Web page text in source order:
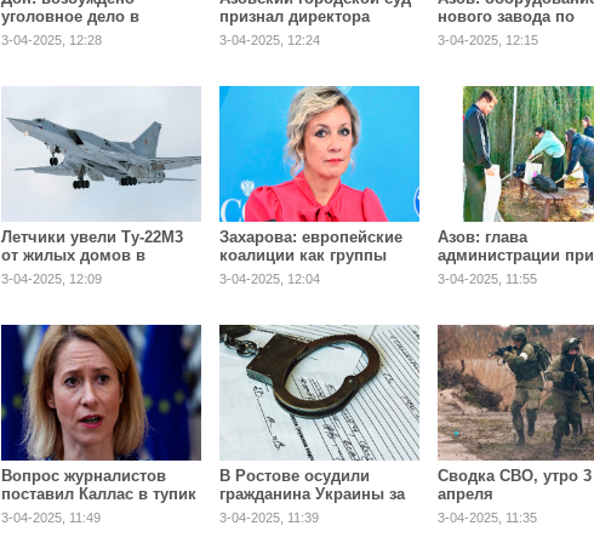
уголовное дело в
отношении
руководителя
предприятия оборонки
3-04-2025, 12:28
признал директора
московской компании
виновным в
3-04-2025, 12:24
нового завода по
переработке
поставят из Китая
3-04-2025, 12:15
Летчики увели Ту-22М3
от жилых домов в
Приангарье во время
крушения
3-04-2025, 12:09
Захарова: европейские
коалиции как группы
для психбольных
3-04-2025, 12:04
Азов: глава
администрации
решение череду
городских
3-04-2025, 11:55
Вопрос журналистов
поставил Каллас в тупик
3-04-2025, 11:49
В Ростове осудили
гражданина Украины за
шпионаж на 18 лет
3-04-2025, 11:39
Сводка СВО, утро 3
апреля
3-04-2025, 11:35